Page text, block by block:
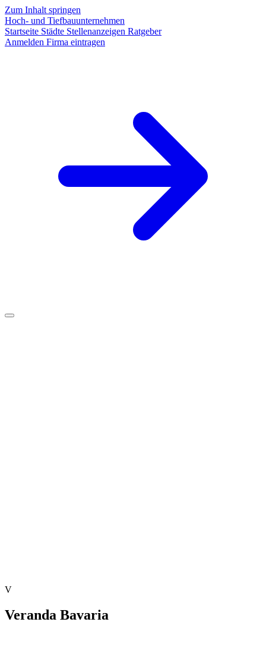
Zum Inhalt springen
Hoch- und Tiefbauunternehmen
Startseite Städte Stellenanzeigen Ratgeber
Anmelden Firma eintragen
V
Veranda Bavaria